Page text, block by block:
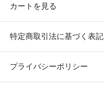
カートを見る
特定商取引法に基づく表記
プライバシーポリシー